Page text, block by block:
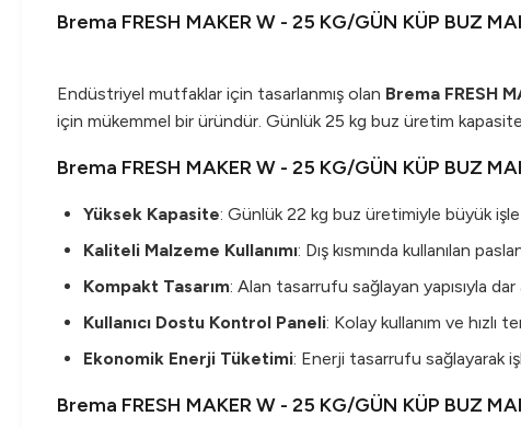
Brema FRESH MAKER W - 25 KG/GÜN KÜP BUZ
Endüstriyel mutfaklar için tasarlanmış olan Brema FRESH
için mükemmel bir üründür. Günlük 25 kg buz üretim
Brema FRESH MAKER W - 25 KG/GÜN KÜP BUZ
Yüksek Kapasite: Günlük 22 kg buz üretimiyle büyük
Kaliteli Malzeme Kullanımı: Dış kısmında kullanılan
Kompakt Tasarım: Alan tasarrufu sağlayan yapısıyla dar
Kullanıcı Dostu Kontrol Paneli: Kolay kullanım ve hızlı
Ekonomik Enerji Tüketimi: Enerji tasarrufu sağlayarak
Brema FRESH MAKER W - 25 KG/GÜN KÜP BUZ